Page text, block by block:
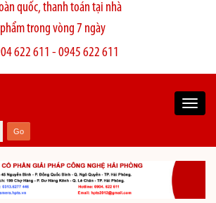
quốc, thanh toán tại nhà
trong vòng 7 ngày
622 611 - 0945 622 611
Go